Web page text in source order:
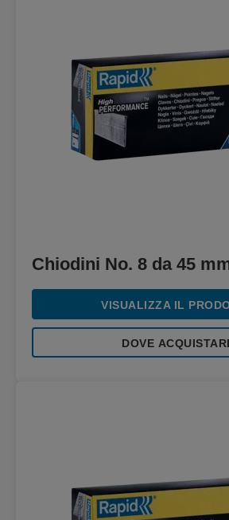
Chiodini No. 8 da 45
VISUALIZZA IL
DOVE